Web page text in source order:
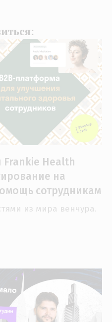
Frankie Health
на
сотрудникам
из мира венчура.